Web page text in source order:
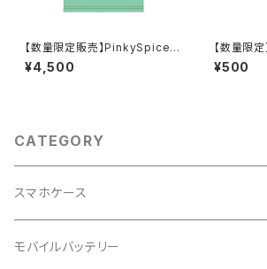
【数量限定販売】PinkySpice蒼
以みるか 2025誕生祭Tシャツ
¥4,500
【数量限
ワンマン
¥500
CATEGORY
スマホケース
れな
モバイルバッテリー